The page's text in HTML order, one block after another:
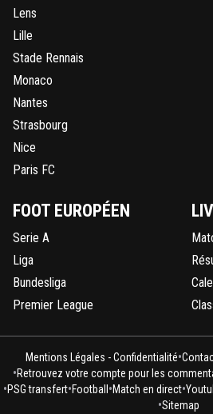
Lens
Lille
Stade Rennais
Monaco
Nantes
Strasbourg
Nice
Paris FC
FOOT EUROPÉEN
Serie A
Liga
Bundesliga
Premier League
Mentions Légales - Confidentialité•
•Retrouvez votre compte pour les
•PSG transfert•Football •Match en direct•
•Sitemap